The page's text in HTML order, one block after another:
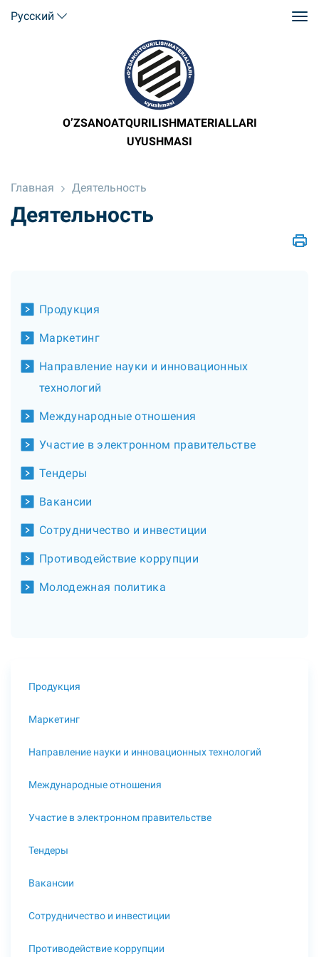
Русский
O’ZSANOATQURILISHMATERIALLARI
UYUSHMASI
Главная Деятельность
Деятельность
Продукция
Маркетинг
Направление науки и инновационных
технологий
Международные отношения
Участие в электронном правительстве
Тендеры
Вакансии
Сотрудничество и инвестиции
Противодействие коррупции
Молодежная политика
Продукция
Маркетинг
Направление науки и инновационных технологий
Международные отношения
Участие в электронном правительстве
Тендеры
Вакансии
Сотрудничество и инвестиции
Противодействие коррупции